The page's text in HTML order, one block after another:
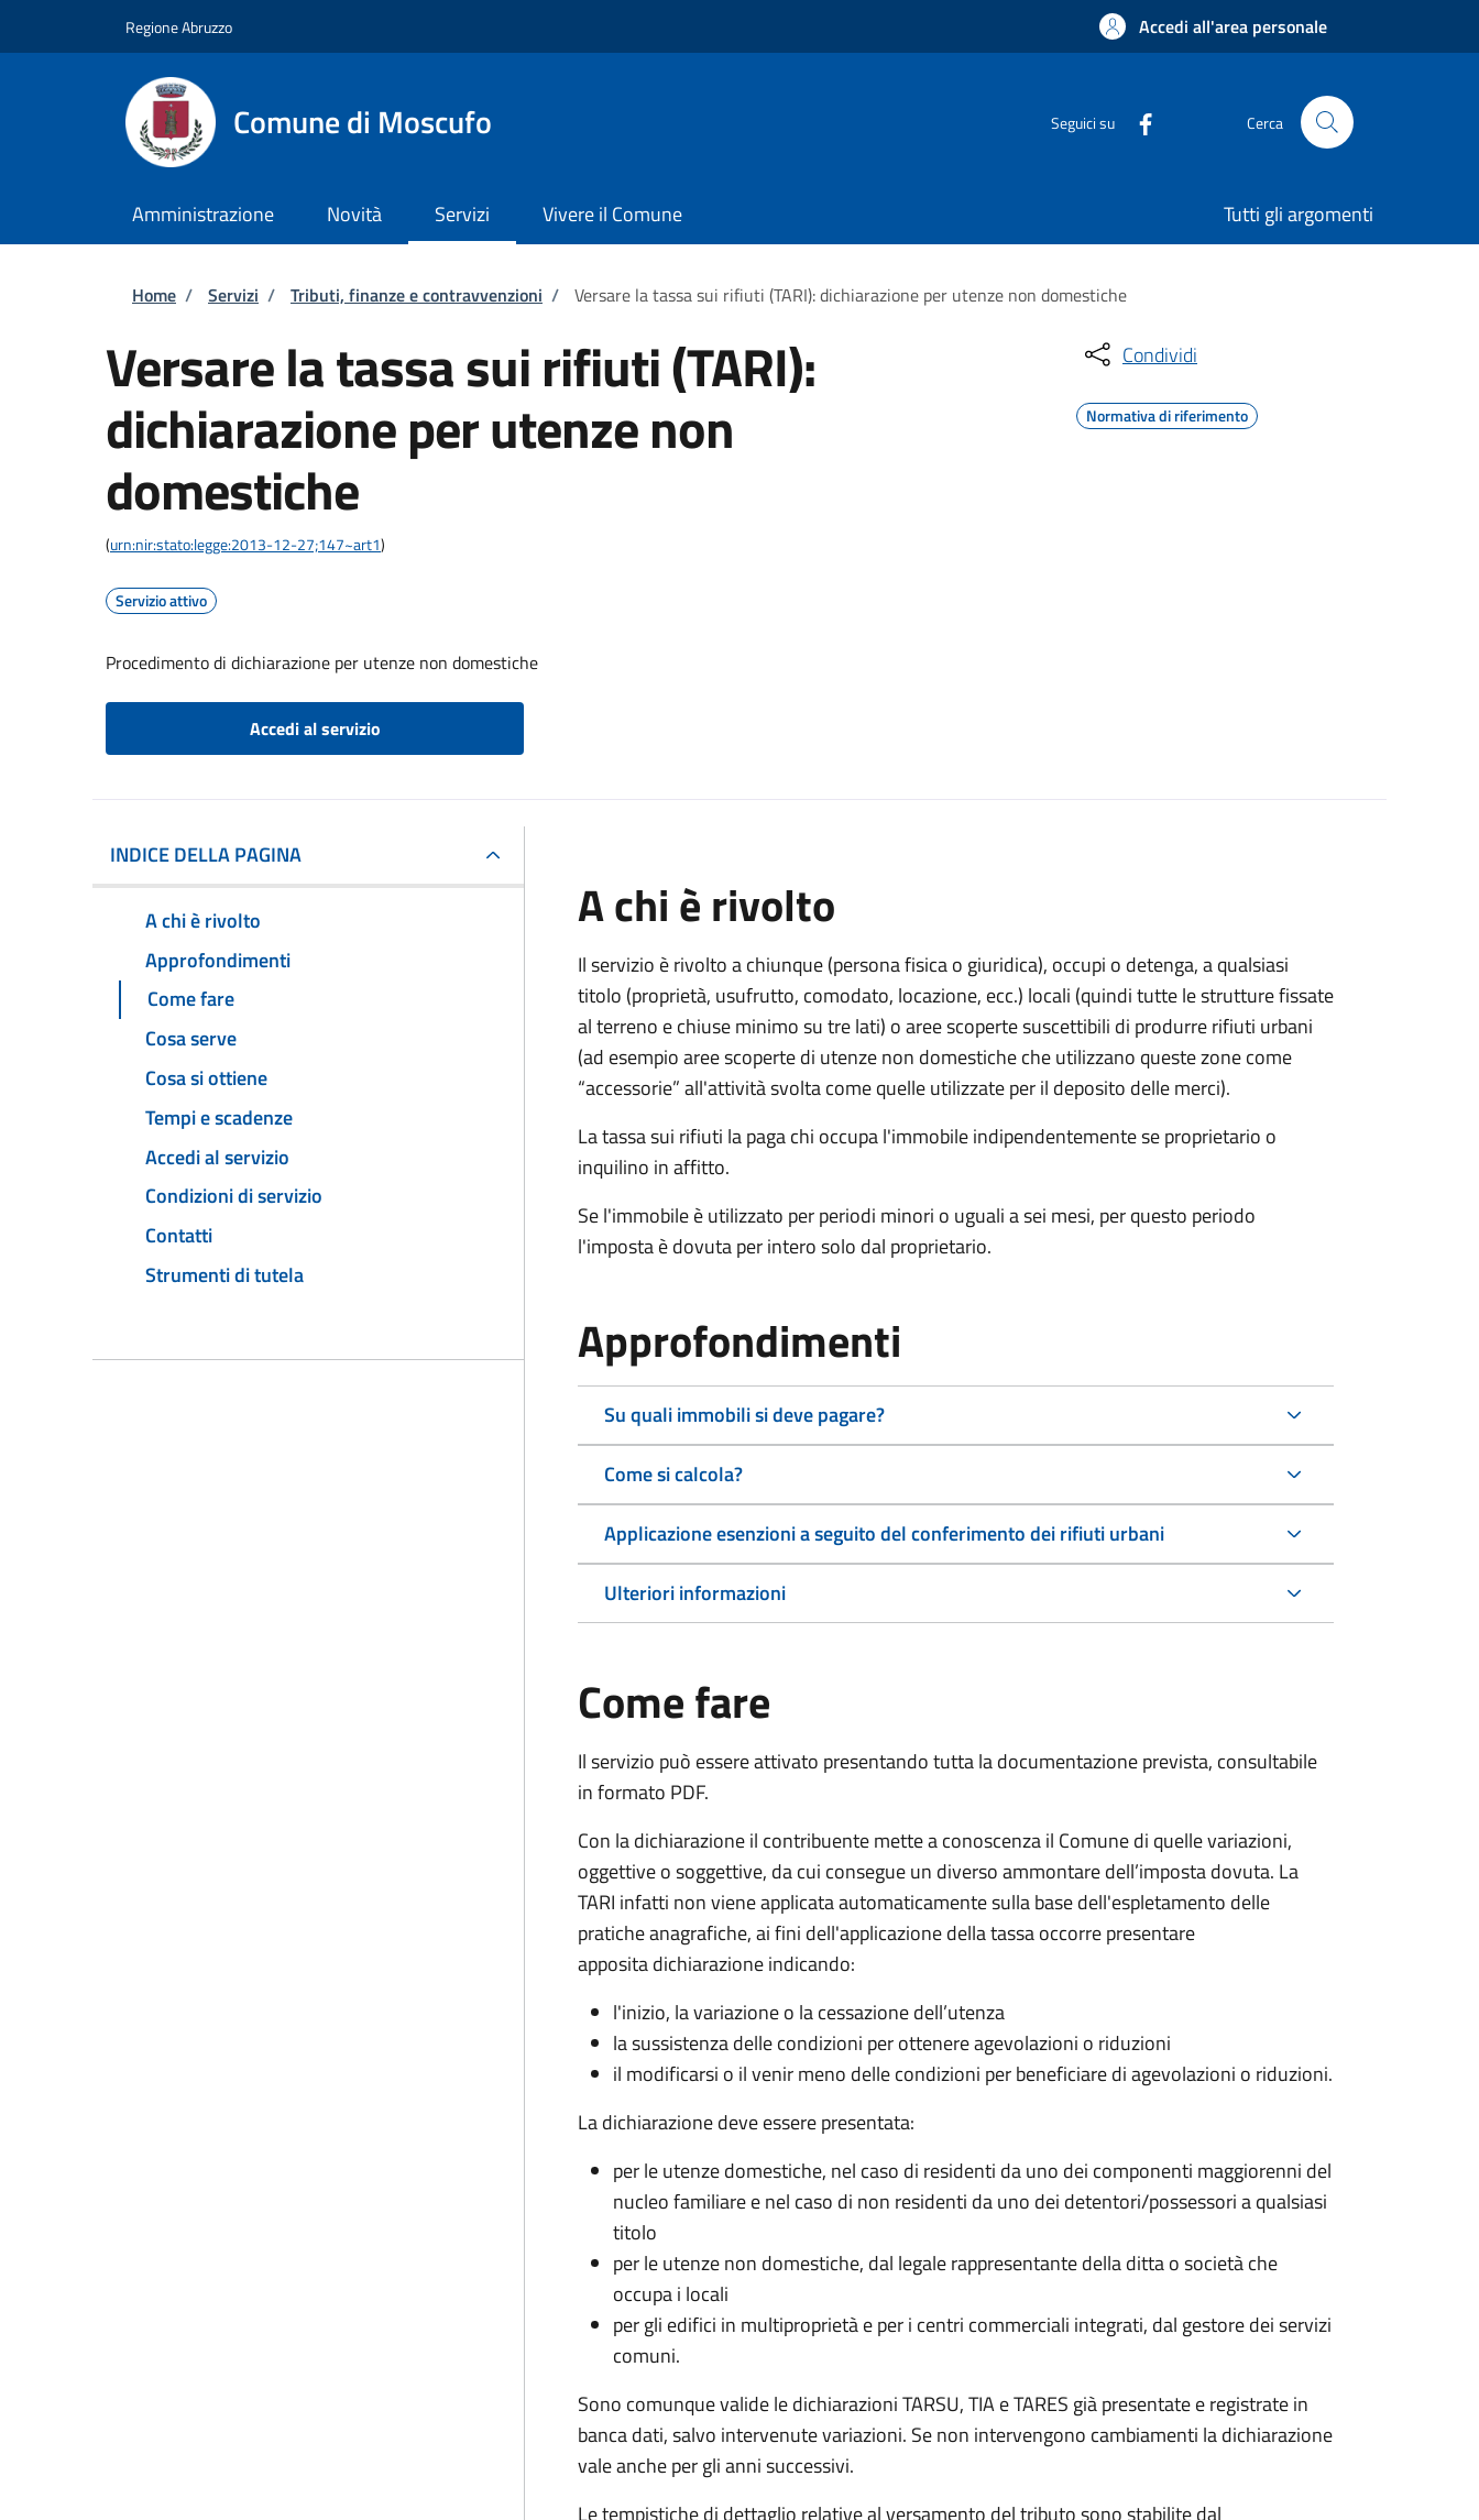
Regione Abruzzo Accedi all'area personale
Comune di Moscufo Seguici su Cerca
Amministrazione Novità Servizi Vivere il Comune Tutti gli argomenti
Briciole di pane
Home / Servizi / Tributi, finanze e contravvenzioni / Versare la tassa sui rifiuti (TARI): dichiarazione per utenze non domestiche
Versare la tassa sui rifiuti (TARI):
dichiarazione per utenze non
domestiche
(urn:nir:stato:legge:2013-12-27;147~art1)
Servizio attivo
Procedimento di dichiarazione per utenze non domestiche
Accedi al servizio
Condividi
Normativa di riferimento
INDICE DELLA PAGINA
A chi è rivolto
Approfondimenti
Come fare
Cosa serve
Cosa si ottiene
Tempi e scadenze
Accedi al servizio
Condizioni di servizio
Contatti
Strumenti di tutela
A chi è rivolto
Il servizio è rivolto a chiunque (persona fisica o giuridica), occupi o detenga, a qualsiasi
titolo (proprietà, usufrutto, comodato, locazione, ecc.) locali (quindi tutte le strutture fissate
al terreno e chiuse minimo su tre lati) o aree scoperte suscettibili di produrre rifiuti urbani
(ad esempio aree scoperte di utenze non domestiche che utilizzano queste zone come
“accessorie” all'attività svolta come quelle utilizzate per il deposito delle merci).
La tassa sui rifiuti la paga chi occupa l'immobile indipendentemente se proprietario o
inquilino in affitto.
Se l'immobile è utilizzato per periodi minori o uguali a sei mesi, per questo periodo
l'imposta è dovuta per intero solo dal proprietario.
Approfondimenti
Su quali immobili si deve pagare?
Come si calcola?
Applicazione esenzioni a seguito del conferimento dei rifiuti urbani
Ulteriori informazioni
Come fare
Il servizio può essere attivato presentando tutta la documentazione prevista, consultabile
in formato PDF.
Con la dichiarazione il contribuente mette a conoscenza il Comune di quelle variazioni,
oggettive o soggettive, da cui consegue un diverso ammontare dell’imposta dovuta. La
TARI infatti non viene applicata automaticamente sulla base dell'espletamento delle
pratiche anagrafiche, ai fini dell'applicazione della tassa occorre presentare
apposita dichiarazione indicando:
l'inizio, la variazione o la cessazione dell’utenza
la sussistenza delle condizioni per ottenere agevolazioni o riduzioni
il modificarsi o il venir meno delle condizioni per beneficiare di agevolazioni o riduzioni.
La dichiarazione deve essere presentata:
per le utenze domestiche, nel caso di residenti da uno dei componenti maggiorenni del
nucleo familiare e nel caso di non residenti da uno dei detentori/possessori a qualsiasi
titolo
per le utenze non domestiche, dal legale rappresentante della ditta o società che
occupa i locali
per gli edifici in multiproprietà e per i centri commerciali integrati, dal gestore dei servizi
comuni.
Sono comunque valide le dichiarazioni TARSU, TIA e TARES già presentate e registrate in
banca dati, salvo intervenute variazioni. Se non intervengono cambiamenti la dichiarazione
vale anche per gli anni successivi.
Le tempistiche di dettaglio relative al versamento del tributo sono stabilite dal